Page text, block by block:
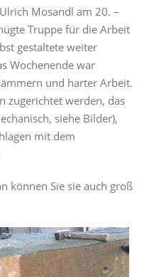
Mosandl am 20. –
Truppe für die Arbeit
gestaltete weiter
Wochenende war
und harter Arbeit.
zugerichtet werden, das
siehe Bilder),
mit dem
können Sie sie auch groß